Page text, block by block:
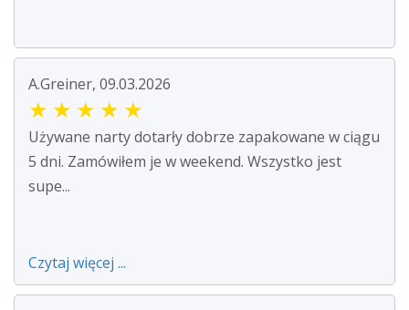
A.Greiner, 09.03.2026
★ ★ ★ ★ ★
Używane narty dotarły dobrze zapakowane w ciągu
5 dni. Zamówiłem je w weekend. Wszystko jest
supe...
Czytaj więcej ...